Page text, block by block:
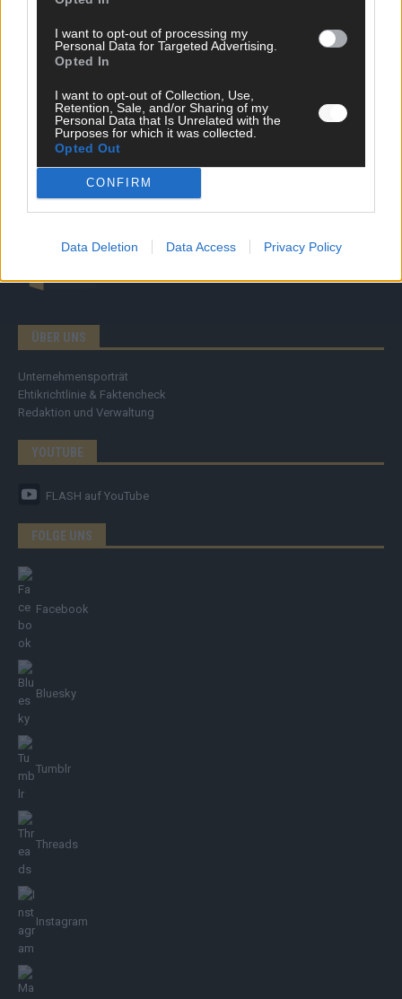
I want to opt-out of processing my
Personal Data for Targeted Advertising.
Opted In
I want to opt-out of Collection, Use,
Retention, Sale, and/or Sharing of my
Personal Data that Is Unrelated with the
Purposes for which it was collected.
Opted Out
CONFIRM
Data Deletion Data Access Privacy Policy
Money Matters
Tipps & Tricks
Specials
Meinung
Streams & Storys
Eurovision
FLASH – DAS VIDEOPORTAL
ÜBER UNS
Unternehmensporträt
Ehtikrichtlinie & Faktencheck
Redaktion und Verwaltung
YOUTUBE
FLASH auf YouTube
FOLGE UNS
Facebook
Bluesky
Tumblr
Threads
Instagram